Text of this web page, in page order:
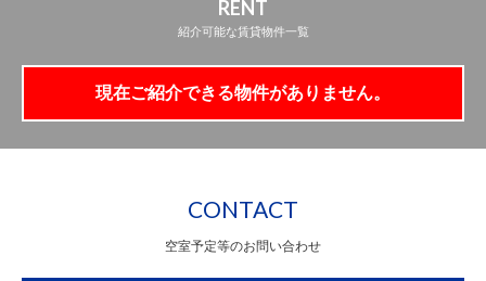
RENT
紹介可能な賃貸物件一覧
現在ご紹介できる物件がありません。
CONTACT
空室予定等のお問い合わせ